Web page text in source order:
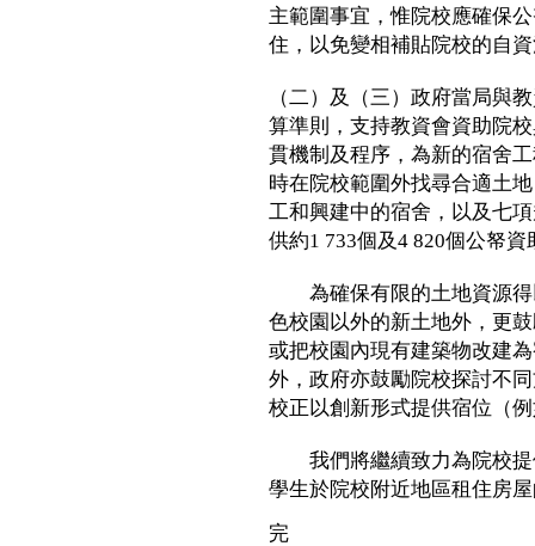
主範圍事宜，惟院校應確保
住，以免變相補貼院校的自
（二）及（三）政府當局與
算準則，支持教資會資助院
貫機制及程序，為新的宿舍
時在院校範圍外找尋合適土
工和興建中的宿舍，以及七
供約1 733個及4 820個公帑資
為確保有限的土地資源得
色校園以外的新土地外，更
或把校園內現有建築物改建
外，政府亦鼓勵院校探討不
校正以創新形式提供宿位（
我們將繼續致力為院校提
學生於院校附近地區租住房
完